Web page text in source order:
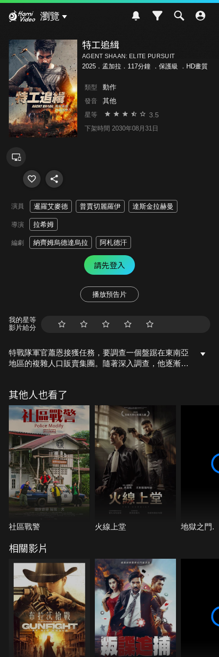
瀏覽
特工追緝
AGENT SHAAN: ELITE PURSUIT
2025．孟加拉．117分鐘 ． 保護級 ．HD畫質
類型 動作
發音 其他
星等 3.5
下架時間 2030年08月31日
演員 暹羅艾麥德 普賈切麗羅伊 達斯金拉赫曼
導演 拉希姆
編劇 納齊姆烏德達烏拉 阿札德汗
請先登入
播放預告片
我的星等
影片給分
特戰隊軍官蕭恩接獲任務，要調查一個盤踞在東南亞
地區的複雜人口販賣集團。隨著深入調查，他逐漸揭
況十分危急，身邊的人一個接一個慘遭殺害。他必須
趕在為時已晚前，找出這個販賣集團幕後的神祕首
腦。
其他人也看了
社區戰警 火線上堂 地獄之門.
相關影片